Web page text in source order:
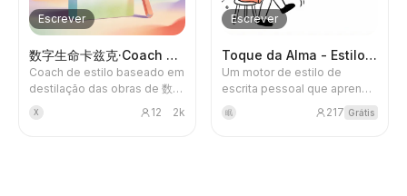
profissionais: desde o
diagnóstico do material,
entrevistas, pesquisa de
dados, verificação de fatos,
extração de estrutura, até o
planejamento visual e a
Escrever
数字生命卡兹克·Coach de Estilo
Coach de estilo baseado em
destilação das obras de 数字
生命卡兹克, oferecendo dois
X 12 2k
Escrever
Toque da Alma - Estilo Pessoal
Um motor de estilo de
escrita pessoal que aprende
continuamente. Ao analisar
seus textos ou artigos de
眠 217 Grátis